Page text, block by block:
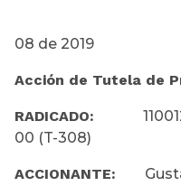
08 de 2019
Acción de Tutela de
RADICADO:
00 (T-308)
ACCIONANTE: